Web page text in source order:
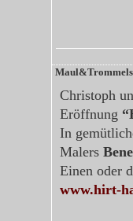
Christoph
Eröffnung
In
Malers
Einen oder
www.hirt-